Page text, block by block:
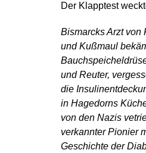
Der Klapptest
Bismarcks Arzt von
und Kußmaul
und Reuter,
die
in Hagedorns
von den Nazis
verkannter Pionier
Geschichte der